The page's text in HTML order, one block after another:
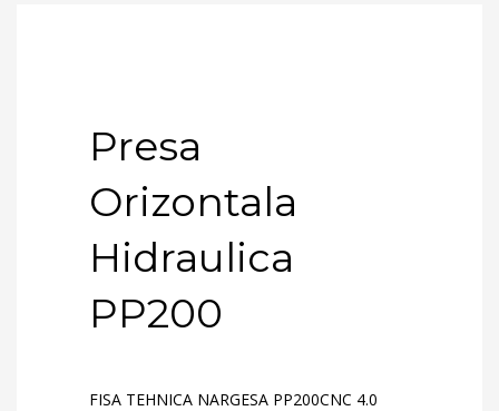
Presa
Orizontala
Hidraulica
PP200
FISA TEHNICA NARGESA PP200CNC 4.0